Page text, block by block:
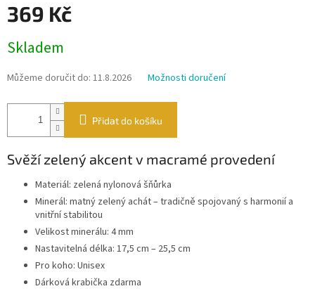
369 Kč
cena:
Skladem
Můžeme doručit do: 11.8.2026 Možnosti doručení
Přidat do košíku
Svěží zelený akcent v macramé provedení
Materiál: zelená nylonová šňůrka
Minerál: matný zelený achát – tradičně spojovaný s harmonií a
vnitřní stabilitou
Velikost minerálu: 4 mm
Nastavitelná délka: 17,5 cm – 25,5 cm
Pro koho: Unisex
Dárková krabička zdarma